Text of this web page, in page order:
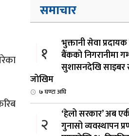
समाचार
१
भुक्तानी सेवा प्रदायक
बैंकको निगरानीमा
सुशासनदेखि साइबर
जोखिम
७ घण्टा अघि
२
‘हेलो सरकार’ अब
गुनासो व्यवस्थापन